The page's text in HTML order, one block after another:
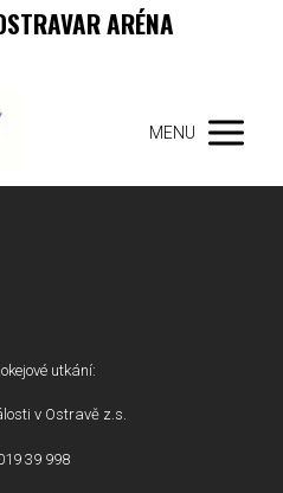
ARÉNA
MENU
utkání:
v Ostravě z.s.
39 998